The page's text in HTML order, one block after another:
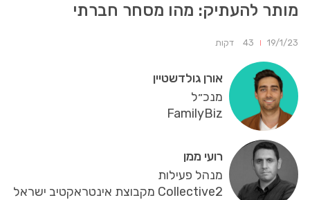
מותר להעתיק: מהו מסחר חברתי
דקות 43 19/1/23
אורן גולדשטיין
מנכ״ל
FamilyBiz
רועי ממן
מנהל פעילות
Collective2 מקבוצת אינטראקטיב ישראל